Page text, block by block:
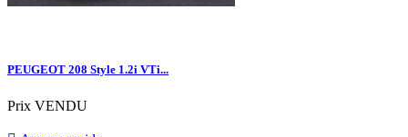
PEUGEOT 208 Style 1.2i VTi...
Prix VENDU